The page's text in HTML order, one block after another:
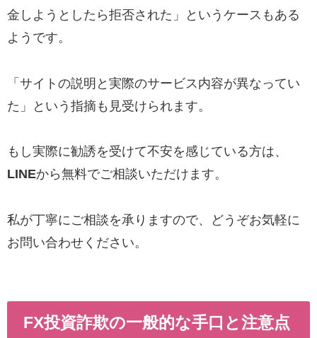
金しようとしたら拒否された」というケースもある
ようです。
「サイトの説明と実際のサービス内容が異なってい
た」という指摘も見受けられます。
もし実際に勧誘を受けて不安を感じている方は、
LINEから無料でご相談いただけます。
私が丁寧にご相談を承りますので、どうぞお気軽に
お問い合わせください。
FX投資詐欺の一般的な手口と注意点